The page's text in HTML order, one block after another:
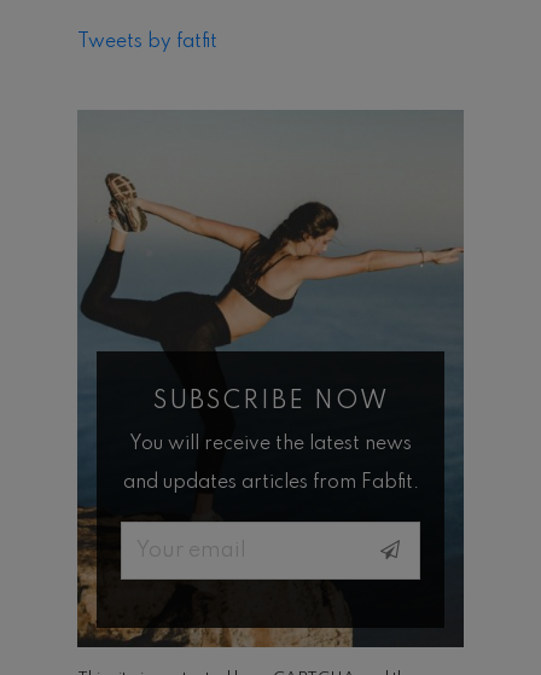
Tweets by fatfit
SUBSCRIBE NOW
You will receive the latest news
and updates articles from Fabfit.
Email